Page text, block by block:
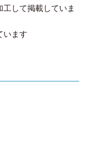
して掲載していま
います